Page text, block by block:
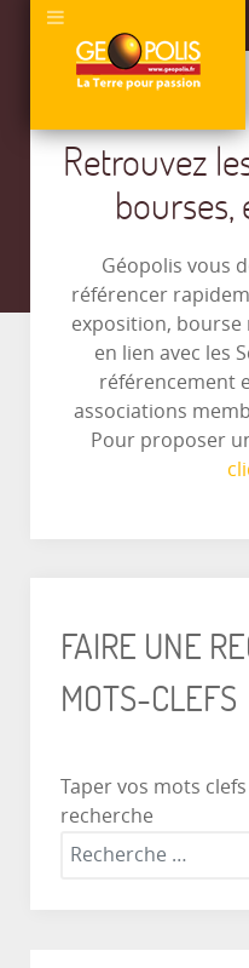
Retrouvez
bourses,
Géopolis vous
référencer
exposition, bourse
en lien avec les
référencement
associations
Pour proposer
FAIRE UNE
MOTS-CLEFS
Taper vos mots
recherche